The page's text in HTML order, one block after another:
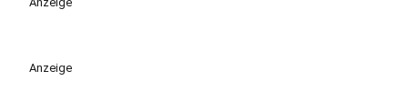
Anzeige